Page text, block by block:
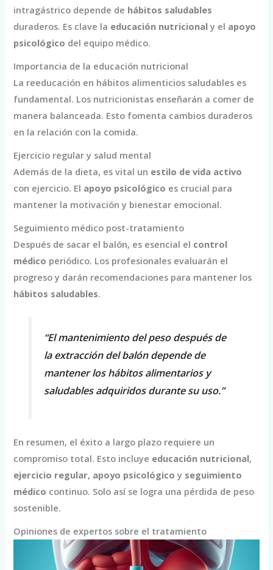
intragástrico depende de hábitos saludables
duraderos. Es clave la educación nutricional y el apoyo
psicológico del equipo médico.
Importancia de la educación nutricional
La reeducación en hábitos alimenticios saludables es
fundamental. Los nutricionistas enseñarán a comer de
manera balanceada. Esto fomenta cambios duraderos
en la relación con la comida.
Ejercicio regular y salud mental
Además de la dieta, es vital un estilo de vida activo
con ejercicio. El apoyo psicológico es crucial para
mantener la motivación y bienestar emocional.
Seguimiento médico post-tratamiento
Después de sacar el balón, es esencial el control
médico periódico. Los profesionales evaluarán el
progreso y darán recomendaciones para mantener los
hábitos saludables.
“El mantenimiento del peso después de
la extracción del balón depende de
mantener los hábitos alimentarios y
saludables adquiridos durante su uso.”
En resumen, el éxito a largo plazo requiere un
compromiso total. Esto incluye educación nutricional,
ejercicio regular, apoyo psicológico y seguimiento
médico continuo. Solo así se logra una pérdida de peso
sostenible.
Opiniones de expertos sobre el tratamiento